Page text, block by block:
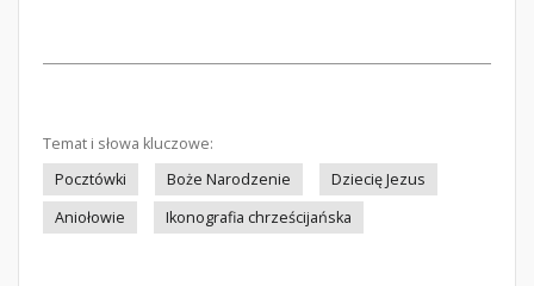
Temat i słowa kluczowe:
Pocztówki
Boże Narodzenie
Dziecię Jezus
Aniołowie
Ikonografia chrześcijańska